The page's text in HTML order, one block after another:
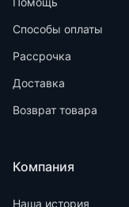
Способы оплаты
Рассрочка
Доставка
Возврат товара
Компания
Наша история